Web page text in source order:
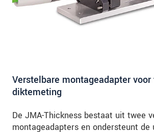
Verstelbare montageadapter
diktemeting
De JMA-Thickness bestaat uit twee
montageadapters en ondersteunt de